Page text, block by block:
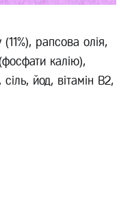
рапсова олія,
калію),
йод, вітамін B2,